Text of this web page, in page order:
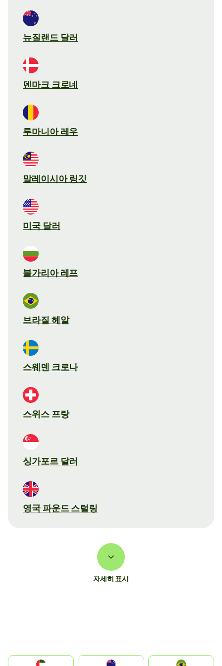
뉴질랜드 달러
덴마크 크로네
루마니아 레우
말레이시아 링깃
미국 달러
불가리아 레프
브라질 헤알
스웨덴 크로나
스위스 프랑
싱가포르 달러
영국 파운드 스털링
자세히 표시